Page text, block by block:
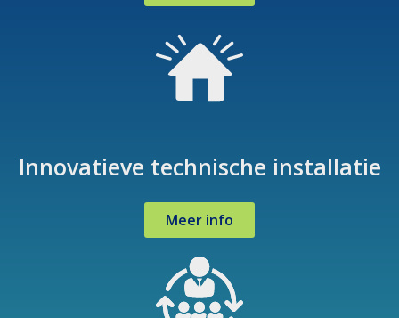
Innovatieve technische installatie
Meer info